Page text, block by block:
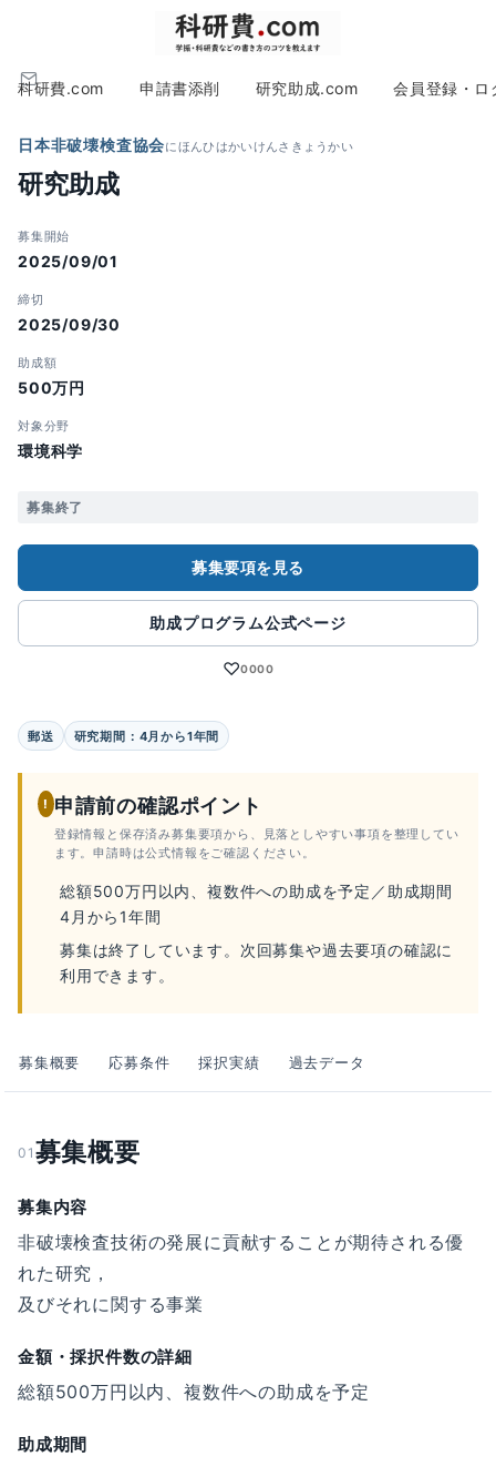
科研費.com 申請書添削 研究助成.com 会員登録・ロ
日本非破壊検査協会にほんひはかいけんさきょうかい
研究助成
募集開始
2025/09/01
締切
2025/09/30
助成額
500万円
対象分野
環境科学
募集終了
募集要項を見る
助成プログラム公式ページ
♡0000
郵送 研究期間：4月から1年間
! 申請前の確認ポイント
登録情報と保存済み募集要項から、見落としやすい事項を整理してい
ます。申請時は公式情報をご確認ください。
総額500万円以内、複数件への助成を予定／助成期間
4月から1年間
募集は終了しています。次回募集や過去要項の確認に
利用できます。
募集概要 応募条件 採択実績 過去データ
01 募集概要
募集内容
非破壊検査技術の発展に貢献することが期待される優
れた研究，
及びそれに関する事業
金額・採択件数の詳細
総額500万円以内、複数件への助成を予定
助成期間